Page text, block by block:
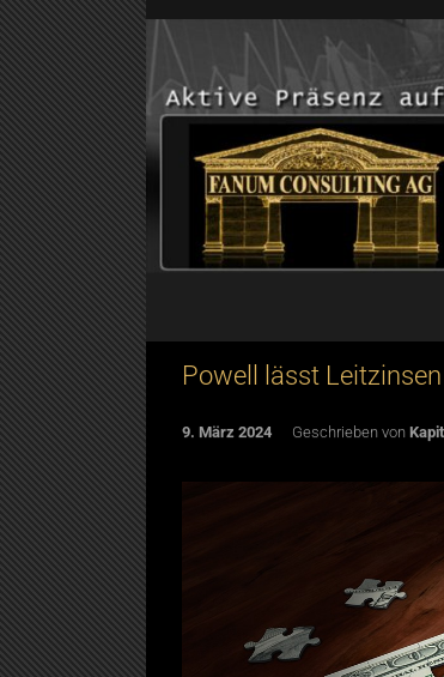
Skip to main content
Powell lässt
9. März 2024 Geschrieben von